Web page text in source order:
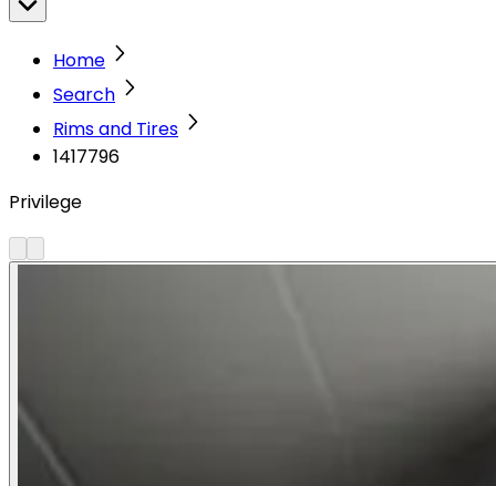
Home
Search
Rims and Tires
1417796
Privilege